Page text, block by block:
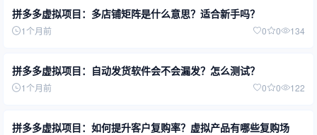
拼多多虚拟项目：多店铺矩阵是什么意思？适合新手吗？
1个月前 0 0 134
拼多多虚拟项目：自动发货软件会不会漏发？怎么测试？
1个月前 0 0 122
拼多多虚拟项目：如何提升客户复购率？虚拟产品有哪些复购场